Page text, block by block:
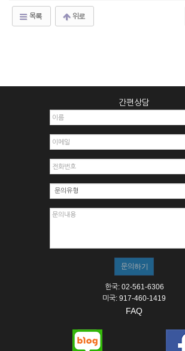
목록 위로
간편상담
한국: 02-561-6306
미국: 917-460-1419
FAQ